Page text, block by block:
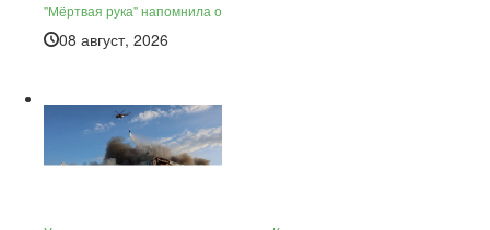
"Мёртвая рука" напомнила о
08 август, 2026